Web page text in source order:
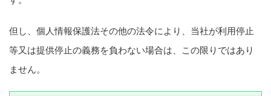
但し、個人情報保護法その他の法令により、当社が利用停止
等又は提供停止の義務を負わない場合は、この限りではあり
ません。